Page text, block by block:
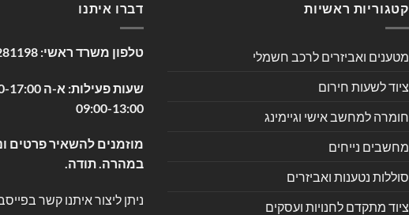
קטגוריות ראשיות
מטענים ואביזרים לרכב חשמלי
ציוד לשעות חירום
חומרה למחשב אישי וגיימינג
מחשבים נייחים
סוללות נטענות ואביזרים
ציוד מתקדם לחנויות ועסקים
דברו איתנו
טלפון משרד ראשי:
09:00-13:00
מוזמנים להשאיר פרטים
במהרה. תודה.
ניתן ליצור איתנו קשר